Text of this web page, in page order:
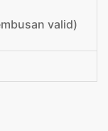
valid)